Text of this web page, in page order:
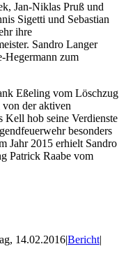
Jan-Niklas Pruß und
Sigetti und Sebastian
ihre
Sandro Langer
Hegermann zum
Eßeling vom Löschzug
von der aktiven
Kell hob seine Verdienste
besonders
Jahr 2015 erhielt Sandro
Patrick Raabe vom
14.02.2016|Bericht|